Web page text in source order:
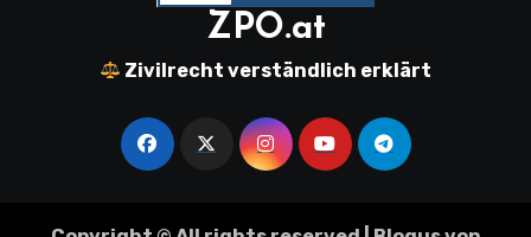
ZPO.at
Zivilrecht verständlich erklärt